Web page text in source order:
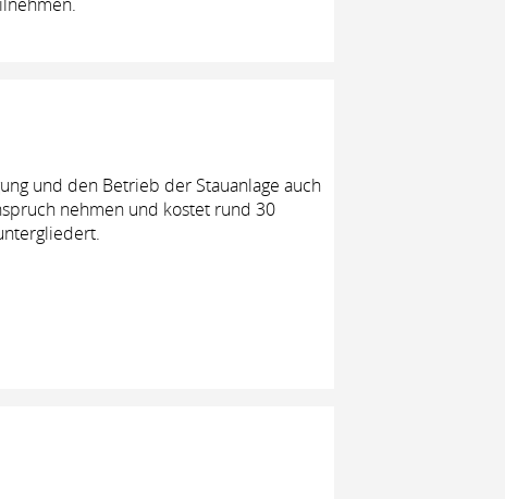
und den Betrieb der Stauanlage auch
nehmen und kostet rund 30